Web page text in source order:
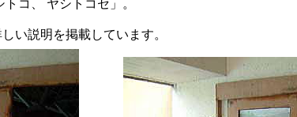
コ、 ヤシトコセ」。
い説明を掲載しています。